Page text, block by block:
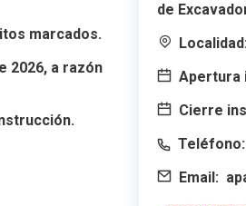
marcados.
2026, a razón
de
Localidad:
Apertura
Cierre
Teléfono:
Email: